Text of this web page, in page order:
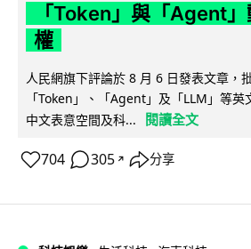
「Token」與「Agent
權
人民網旗下評論於 8 月 6 日發表文章，
「Token」、「Agent」及「LLM」等
中文表意空間及科...
閱讀全文
704 305 ↗ 分享